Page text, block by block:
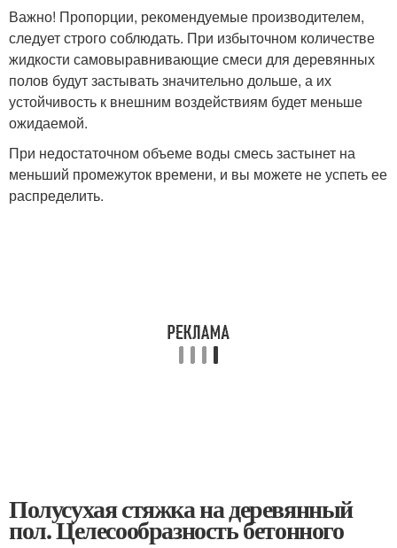
Важно! Пропорции, рекомендуемые производителем,
следует строго соблюдать. При избыточном количестве
жидкости самовыравнивающие смеси для деревянных
полов будут застывать значительно дольше, а их
устойчивость к внешним воздействиям будет меньше
ожидаемой.
При недостаточном объеме воды смесь застынет на
меньший промежуток времени, и вы можете не успеть ее
распределить.
Полусухая стяжка на деревянный
пол. Целесообразность бетонного